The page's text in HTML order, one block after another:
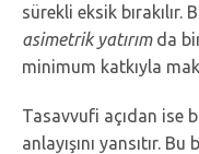
sürekli eksik bırakılır.
asimetrik yatırımda
minimum katkıyla
Tasavvufi açıdan ise
anlayışını yansıtır.